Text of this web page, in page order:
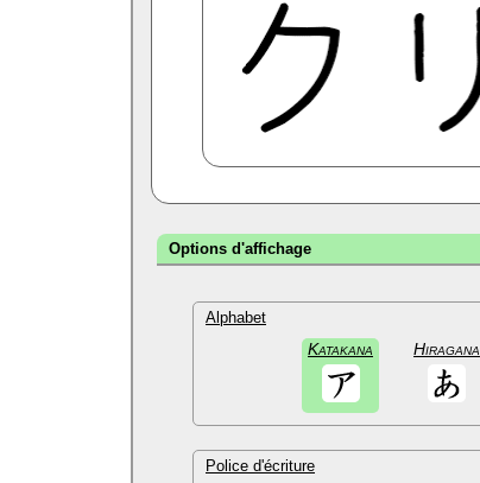
Options d'affichage
Alphabet
Katakana Hiragana
Police d'écriture